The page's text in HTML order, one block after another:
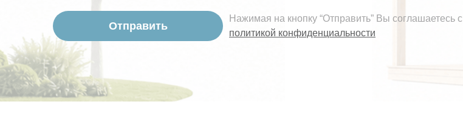
Нажимая на кнопку “Отправить” Вы соглашаетесь с
политикой конфиденциальности